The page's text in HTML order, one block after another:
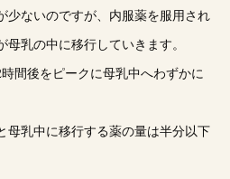
少ないのですが、内服薬を服用され
乳の中に移行していきます。
間後をピークに母乳中へわずかに
母乳中に移行する薬の量は半分以下